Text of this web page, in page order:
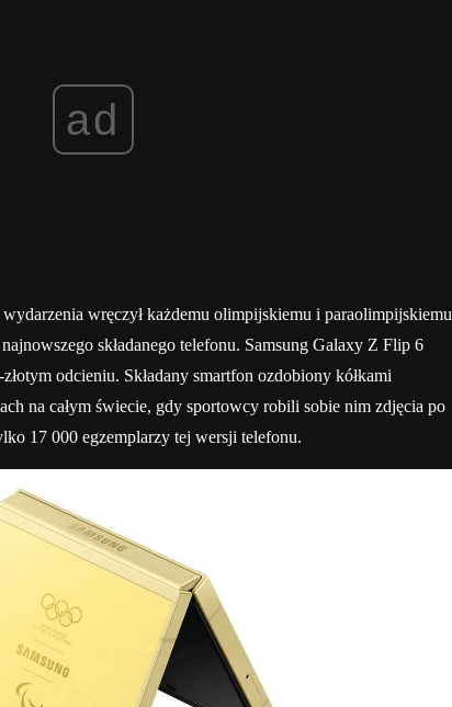
ad
wręczył każdemu olimpijskiemu i paraolimpijskiemu
składanego telefonu. Samsung Galaxy Z Flip 6
odcieniu. Składany smartfon ozdobiony kółkami
na całym świecie, gdy sportowcy robili sobie nim zdjęcia po
17 000 egzemplarzy tej wersji telefonu.